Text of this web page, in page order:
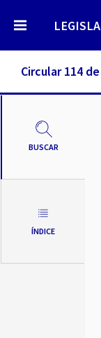
Circular 114 de
BUSCAR
ÍNDICE